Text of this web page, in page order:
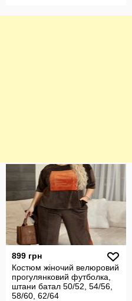
899 грн
Костюм жіночий велюровий
прогулянковий футболка,
штани батал 50/52, 54/56,
58/60, 62/64